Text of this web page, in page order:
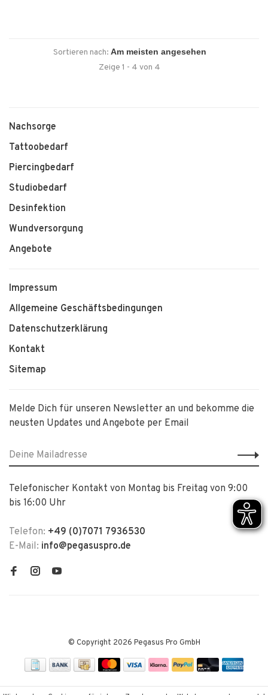
Sortieren nach:
Zeige 1 - 4 von 4
Nachsorge
Tattoobedarf
Piercingbedarf
Studiobedarf
Desinfektion
Wundversorgung
Angebote
Impressum
Allgemeine Geschäftsbedingungen
Datenschutzerklärung
Kontakt
Sitemap
Melde Dich für unseren Newsletter an und bekomme die
neusten Updates und Angebote per Email
Telefonischer Kontakt von Montag bis Freitag von 9:00
bis 16:00 Uhr
Telefon: +49 (0)7071 7936530
E-Mail: info@pegasuspro.de
© Copyright 2026 Pegasus Pro GmbH